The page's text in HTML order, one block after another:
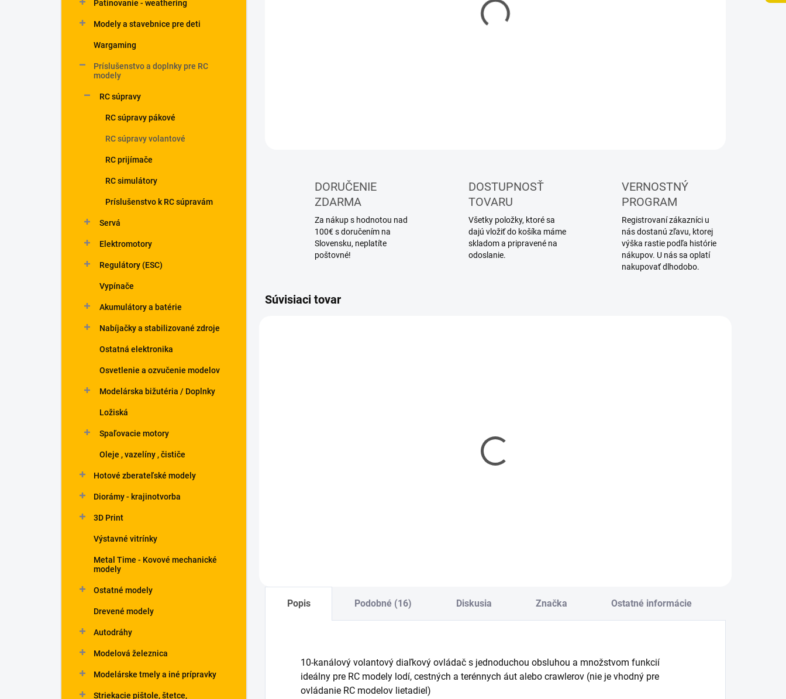
Patinovanie - weathering
Modely a stavebnice pre deti
Wargaming
Príslušenstvo a doplnky pre RC
modely
RC súpravy
RC súpravy pákové
RC súpravy volantové
RC prijímače
RC simulátory
Príslušenstvo k RC súpravám
Servá
Elektromotory
Regulátory (ESC)
Vypínače
Akumulátory a batérie
Nabíjačky a stabilizované zdroje
Ostatná elektronika
Osvetlenie a ozvučenie modelov
Modelárska bižutéria / Doplnky
Ložiská
Spaľovacie motory
Oleje , vazelíny , čističe
Hotové zberateľské modely
Diorámy - krajinotvorba
3D Print
Výstavné vitrínky
Metal Time - Kovové mechanické
modely
Ostatné modely
Drevené modely
Autodráhy
Modelová železnica
Modelárske tmely a iné prípravky
Striekacie pištole, štetce,
DORUČENIA
DORUČENIE
ZDARMA
Za nákup s hodnotou nad
100€ s doručením na
Slovensku, neplatíte
poštovné!
DOSTUPNOSŤ
TOVARU
Všetky položky, ktoré sa
dajú vložiť do košíka máme
skladom a pripravené na
odoslanie.
VERNOSTNÝ
PROGRAM
Registrovaní zákazníci u
nás dostanú zľavu, ktorej
výška rastie podľa histórie
nákupov. U nás sa oplatí
nakupovať dlhodobo.
Súvisiaci tovar
Popis Podobné (16) Diskusia Značka Ostatné informácie
10-kanálový volantový diaľkový ovládač s jednoduchou obsluhou a množstvom funkcií
ideálny pre RC modely lodí, cestných a terénnych áut alebo crawlerov (nie je vhodný pre
ovládanie RC modelov lietadiel)